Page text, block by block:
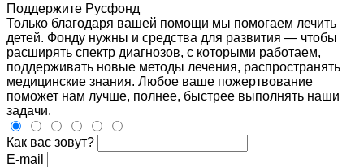
Поддержите Русфонд
Только благодаря вашей помощи мы помогаем лечить
детей. Фонду нужны и средства для развития — чтобы
расширять спектр диагнозов, с которыми работаем,
поддерживать новые методы лечения, распространять
медицинские знания. Любое ваше пожертвование
поможет нам лучше, полнее, быстрее выполнять наши
задачи.
Как вас зовут?
E-mail